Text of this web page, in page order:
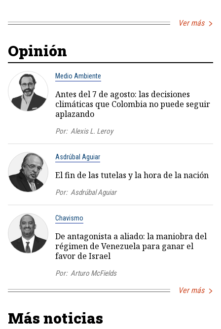
Ver más
Opinión
Medio Ambiente
Antes del 7 de agosto: las decisiones
climáticas que Colombia no puede seguir
aplazando
Por: Alexis L. Leroy
Asdrúbal Aguiar
El fin de las tutelas y la hora de la nación
Por: Asdrúbal Aguiar
Chavismo
De antagonista a aliado: la maniobra del
régimen de Venezuela para ganar el
favor de Israel
Por: Arturo McFields
Ver más
Más noticias